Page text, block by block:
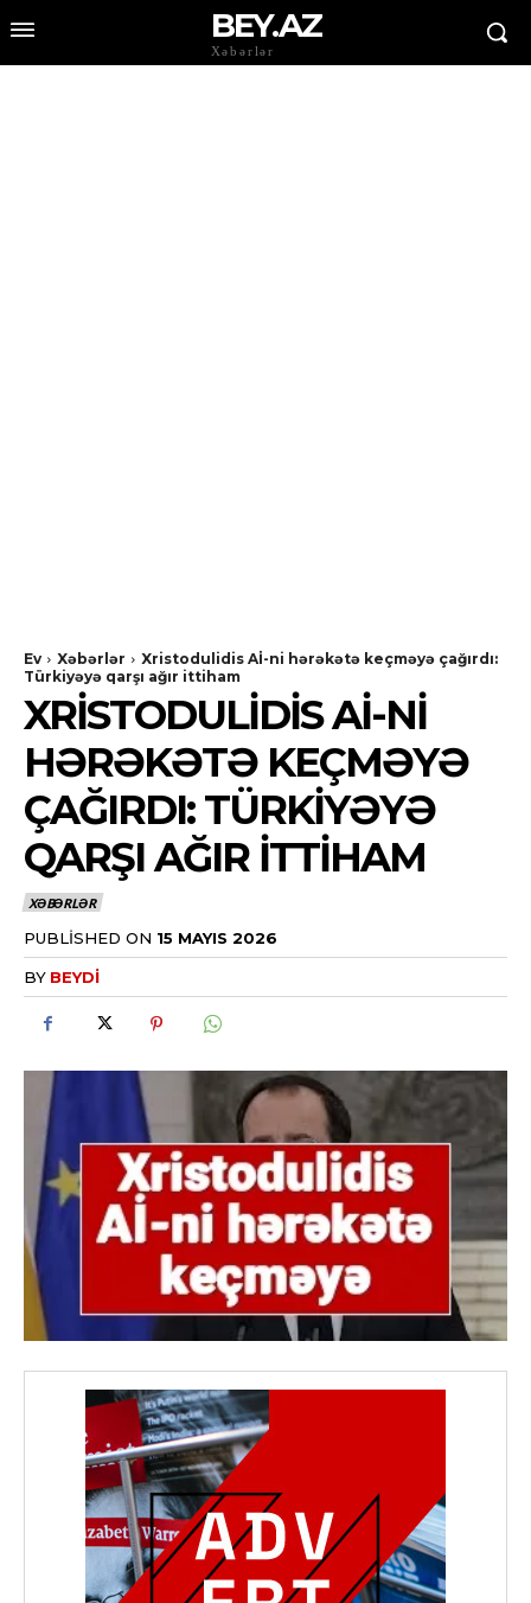
BEY.AZ
Xəbərlər
Ev Xəbərlər
Xristodulidis Aİ-ni hərəkətə keçməyə çağırdı:
Türkiyəyə qarşı ağır ittiham
XRISTODULIDIS Aİ-NI
HƏRƏKƏTƏ KEÇMƏYƏ
ÇAĞIRDI: TÜRKIYƏYƏ
QARŞI AĞIR ITTIHAM
XƏBƏRLƏR
PUBLISHED ON 15 MAYIS 2026
BY BEYDI